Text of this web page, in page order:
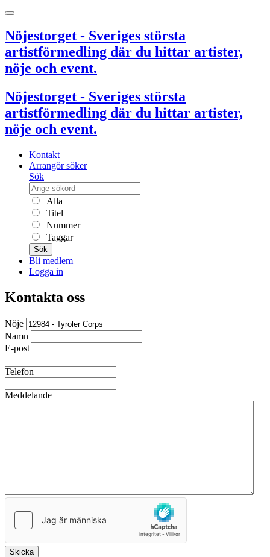
Nöjestorget - Sveriges största
artistförmedling där du hittar artister,
nöje och event.
Nöjestorget - Sveriges största
artistförmedling där du hittar artister,
nöje och event.
Kontakt
Arrangör söker
Sök
Alla
Titel
Nummer
Taggar
Sök
Bli medlem
Logga in
Kontakta oss
Nöje
Namn
E-post
Telefon
Meddelande
Skicka